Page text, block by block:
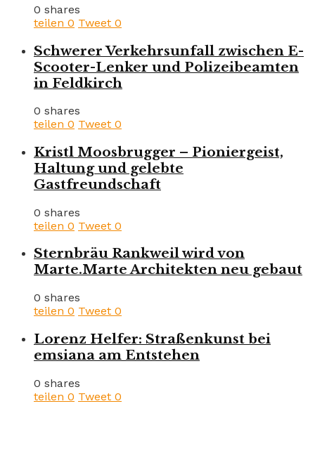
0 shares
teilen 0 Tweet 0
Schwerer Verkehrsunfall zwischen E-
Scooter-Lenker und Polizeibeamten
in Feldkirch
0 shares
teilen 0 Tweet 0
Kristl Moosbrugger – Pioniergeist,
Haltung und gelebte
Gastfreundschaft
0 shares
teilen 0 Tweet 0
Sternbräu Rankweil wird von
Marte.Marte Architekten neu gebaut
0 shares
teilen 0 Tweet 0
Lorenz Helfer: Straßenkunst bei
emsiana am Entstehen
0 shares
teilen 0 Tweet 0